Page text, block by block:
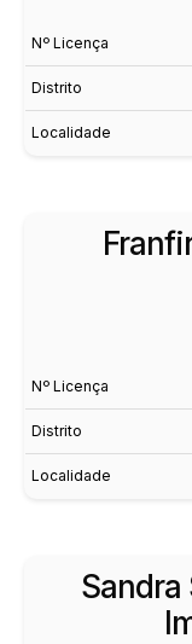
Nº Licença
Distrito
Localidade
Nº Licença
Distrito
Localidade
Sandra